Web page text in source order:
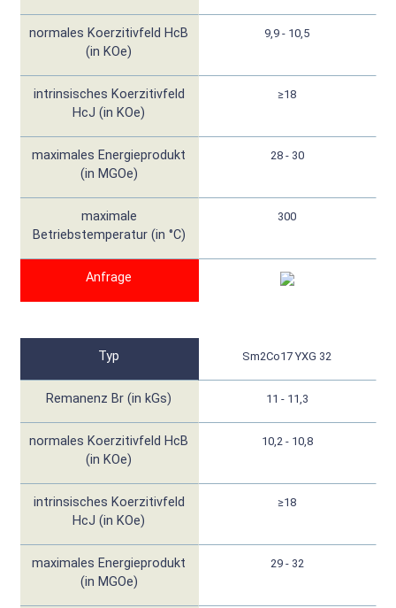
normales Koerzitivfeld HcB
(in KOe)
9,9 - 10,5
intrinsisches Koerzitivfeld
HcJ (in KOe)
≥18
maximales Energieprodukt
(in MGOe)
28 - 30
maximale
Betriebstemperatur (in °C)
300
Anfrage
Typ Sm2Co17 YXG 32
Remanenz Br (in kGs) 11 - 11,3
normales Koerzitivfeld HcB
(in KOe)
10,2 - 10,8
intrinsisches Koerzitivfeld
HcJ (in KOe)
≥18
maximales Energieprodukt
(in MGOe)
29 - 32